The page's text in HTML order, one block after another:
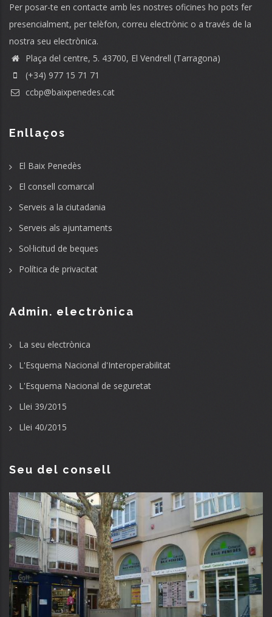
Per posar-te en contacte amb les nostres oficines ho pots fer
presencialment, per telèfon, correu electrònic o a través de la
nostra seu electrònica.
Plaça del centre, 5. 43700, El Vendrell (Tarragona)
(+34) 977 15 71 71
ccbp@baixpenedes.cat
Enllaços
El Baix Penedès
El consell comarcal
Serveis a la ciutadania
Serveis als ajuntaments
Sol·licitud de beques
Política de privacitat
Admin. electrònica
La seu electrònica
L'Esquema Nacional d'Interoperabilitat
L'Esquema Nacional de seguretat
Llei 39/2015
Llei 40/2015
Seu del consell